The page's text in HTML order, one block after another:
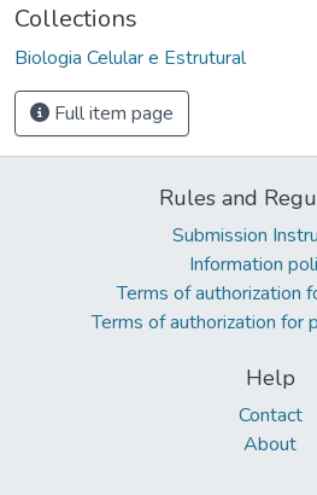
Collections
Biologia Celular e Estrutural
Full item page
Rules and
Submission
Information
Terms of authorization
Terms of authorization for
Help
Contact
About